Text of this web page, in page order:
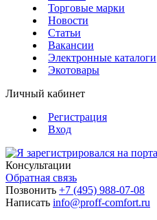
Торговые марки
Новости
Статьи
Вакансии
Электронные каталоги
Экотовары
Личный кабинет
Регистрация
Вход
Консультации
Обратная связь
Позвонить +7 (495) 988-07-08
Написать info@proff-comfort.ru